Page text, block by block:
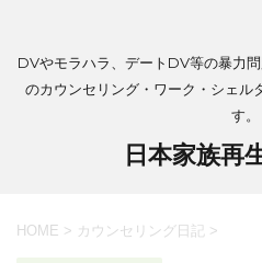
DVやモラハラ、デートDV等の暴力
のカウンセリング・ワーク・シェル
す。
日本家族再
HOME > カウンセリング日記 >